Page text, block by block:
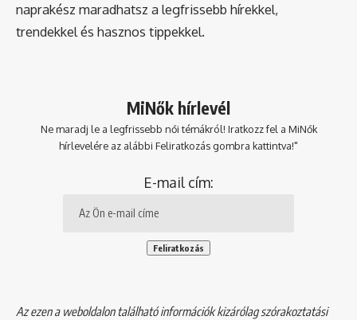
naprakész maradhatsz a legfrissebb hírekkel,
trendekkel és hasznos tippekkel.
MiNők hírlevél
Ne maradj le a legfrissebb női témákról! Iratkozz fel a MiNők
hírlevelére az alábbi Feliratkozás gombra kattintva!"
E-mail cím:
Az ezen a weboldalon található információk kizárólag szórakoztatási